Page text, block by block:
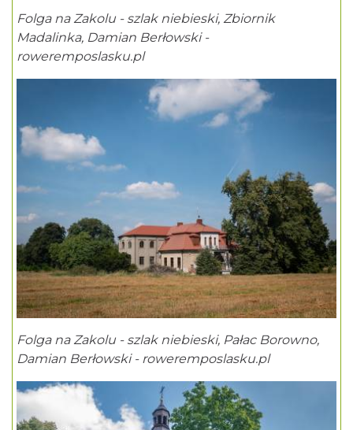
Folga na Zakolu - szlak niebieski, Zbiornik
Madalinka, Damian Berłowski -
roweremposlasku.pl
Folga na Zakolu - szlak niebieski, Pałac Borowno,
Damian Berłowski - roweremposlasku.pl